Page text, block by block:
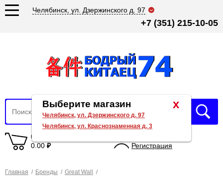
Челябинск, ул. Дзержинского д. 97
+7 (351) 215-10-05
0 товаров
0.00 ₽
Регистрация
Главная / Бренды / Great Wall
/
x
Выберите магазин
Челябинск, ул. Дзержинского д. 97
Челябинск, ул. Краснознаменная д. 3